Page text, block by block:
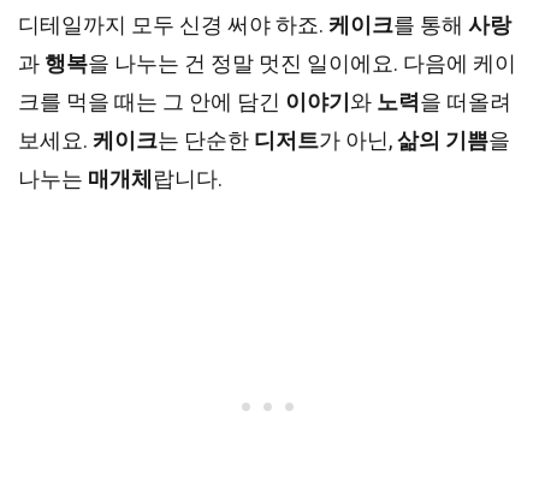
디테일까지 모두 신경 써야 하죠. 케이크를 통해 사랑
과 행복을 나누는 건 정말 멋진 일이에요. 다음에 케이
크를 먹을 때는 그 안에 담긴 이야기 와 노력을 떠올려
보세요. 케이크는 단순한 디저트가 아닌,삶의 기쁨을
나누는 매개체 랍니다.